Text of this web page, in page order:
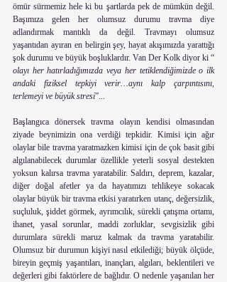
ömür sürmemiz hele ki bu şartlarda pek de mümkün değil.
Başımıza gelen her olumsuz durumu travma diye
adlandırmak mantıklı da değil. Travmayı olumsuz
yaşantıdan ayıran en belirgin şey, hayat akışımızda yarattığı
olayı her hatırladığımızda veya her tetiklendiğimizde o ilk
andaki fiziksel tepkiyi verir…aynı kalp çarpıntısını,
terlemeyi ve büyük stresi”...
Başlangıca dönersek travma olayın kendisi olmasından
ziyade beynimizin ona verdiği tepkidir. Kimisi için ağır
olaylar bile travma yaratmazken kimisi için de çok basit gibi
algılanabilecek durumlar özellikle yeterli sosyal destekten
yoksun kalırsa travma yaratabilir. Saldırı, deprem, kazalar,
diğer doğal afetler ya da hayatımızı tehlikeye sokacak
olaylar büyük bir travma etkisi yaratırken utanç, değersizlik,
suçluluk, şiddet görmek, ayrımcılık, sürekli çatışma ortamı,
ihanet, yasal sorunlar, maddi zorluklar, sevgisizlik gibi
durumlara sürekli maruz kalmak da travma yaratabilir.
Olumsuz bir durumun kişiyi nasıl etkilediği; büyük ölçüde,
bireyin geçmiş yaşantıları, inançları, algıları, beklentileri ve
değerleri gibi faktörlere de bağlıdır. O nedenle yaşanılan her